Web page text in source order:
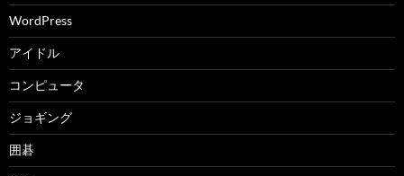
WordPress
アイドル
コンピュータ
ジョギング
囲碁